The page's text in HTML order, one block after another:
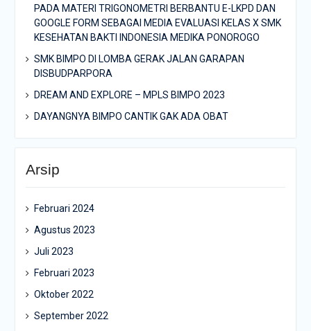
PADA MATERI TRIGONOMETRI BERBANTU E-LKPD DAN
GOOGLE FORM SEBAGAI MEDIA EVALUASI KELAS X SMK
KESEHATAN BAKTI INDONESIA MEDIKA PONOROGO
SMK BIMPO DI LOMBA GERAK JALAN GARAPAN
DISBUDPARPORA
DREAM AND EXPLORE – MPLS BIMPO 2023
DAYANGNYA BIMPO CANTIK GAK ADA OBAT
Arsip
Februari 2024
Agustus 2023
Juli 2023
Februari 2023
Oktober 2022
September 2022